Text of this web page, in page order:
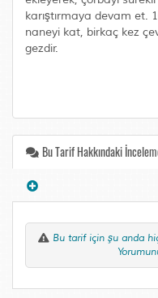
karıştırmaya devam et.
naneyi kat, birkaç kez
gezdir.
Bu Tarif Hakkındaki
Bu tarif için şu anda